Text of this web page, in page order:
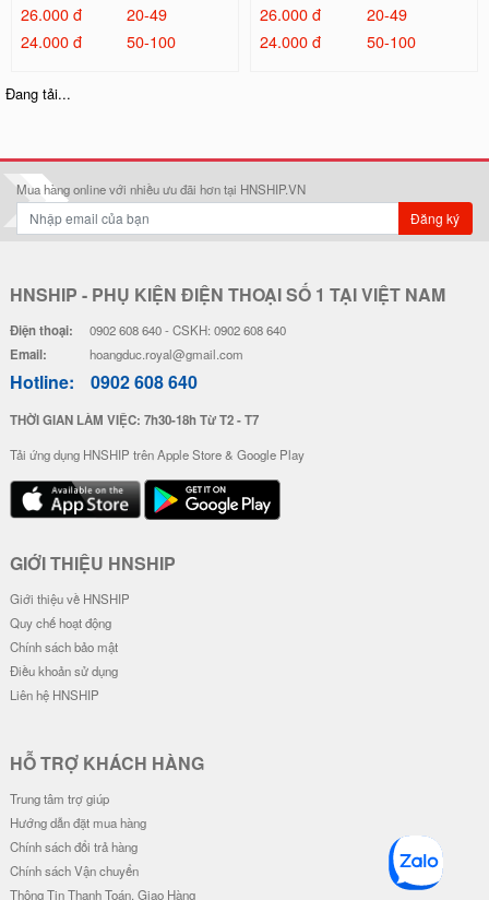
26.000 đ
20-49
24.000 đ
50-100
26.000 đ
20-49
24.000 đ
50-100
atrick
32.000 đ
Đơn giá
Số lượng
28.000 đ
5-19
26.000 đ
20-49
24.000 đ
50-100
hin Chan
32.000 đ
24.000 đ
Ốp Lưng IMD Chống Sốc - Mẫu G
engar
Đơn giá
Số lượng
28.000 đ
26.000 đ
20-49
24.000 đ
50-100 50-100